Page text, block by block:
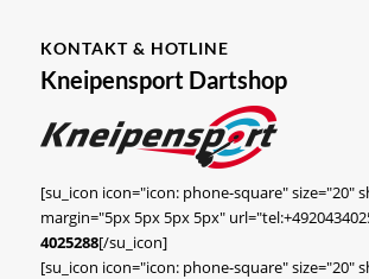
KONTAKT & HOTLINE
Kneipensport Dartshop
[su_icon icon="icon: phone-square" size="20"
margin="5px 5px 5px 5px"
4025288[/su_icon]
[su_icon icon="icon: phone-square" size="20"